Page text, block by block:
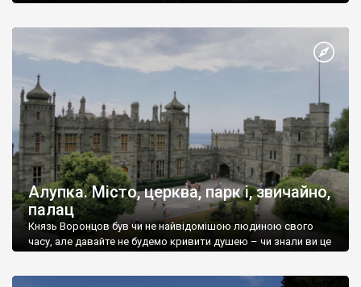
Алупка. Місто, церква, парк і, звичайно,
палац
Князь Воронцов був чи не найвідомішою людиною свого
часу, але давайте не будемо кривити душею – чи знали ви це